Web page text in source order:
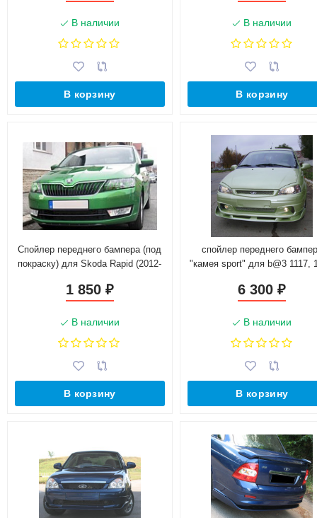
В наличии
В корзину
В наличии
В корзину
Спойлер переднего бампера (под
покраску) для Skoda Rapid (2012-
1 850 ₽
В наличии
В корзину
спойлер переднего
"камея sport" для b@3 1117,
6 300₽
В наличии
В корзину